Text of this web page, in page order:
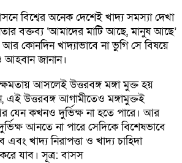
বিশ্বের অনেক দেশেই খাদ্য সমস্যা দেখা
বক্তব্য ‘আমাদের মাটি আছে, মানুষ আছে’
কোনদিন খাদ্যাভাবে না ভুগি সে বিষয়ে
আহবান জানান।
আসলেই উত্তরবঙ্গ মঙ্গা মুক্ত হয়
এই উত্তরবঙ্গ আগামীতেও মঙ্গামুক্তই
যেন কখনও দুর্ভিক্ষ না হতে পারে। আর
আনতে না পারে সেদিকে বিশেষভাবে
খাদ্য নিরাপত্তা ও খাদ্য চাহিদা
যাব। সূত্র: বাসস